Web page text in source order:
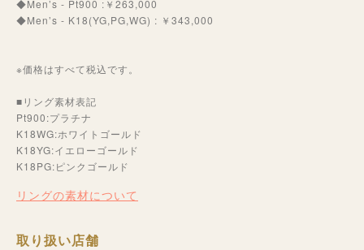
◆Men’s - Pt900 :￥263,000
◆Men’s - K18(YG,PG,WG) : ￥343,000
※価格はすべて税込です。
■リング素材表記
Pt900:プラチナ
K18WG:ホワイトゴールド
K18YG:イエローゴールド
K18PG:ピンクゴールド
リングの素材について
取り扱い店舗